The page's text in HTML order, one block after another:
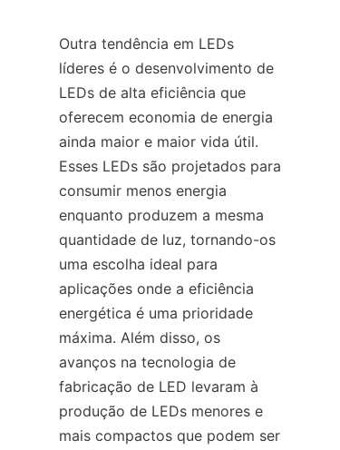
Outra tendência em LEDs
líderes é o desenvolvimento de
LEDs de alta eficiência que
oferecem economia de energia
ainda maior e maior vida útil.
Esses LEDs são projetados para
consumir menos energia
enquanto produzem a mesma
quantidade de luz, tornando-os
uma escolha ideal para
aplicações onde a eficiência
energética é uma prioridade
máxima. Além disso, os
avanços na tecnologia de
fabricação de LED levaram à
produção de LEDs menores e
mais compactos que podem ser